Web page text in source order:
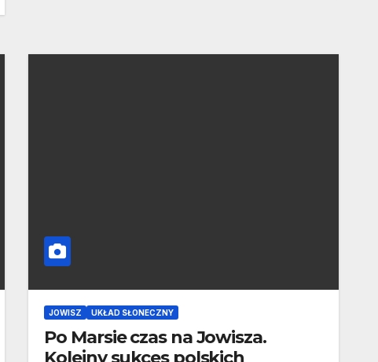
JOWISZ UKŁAD SŁONECZNY
Po Marsie czas na Jowisza.
Kolejny sukces polskich